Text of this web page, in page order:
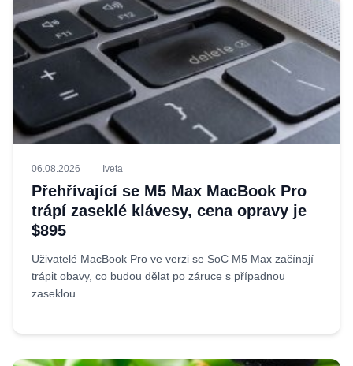
06.08.2026 Iveta
Přehřívající se M5 Max MacBook Pro
trápí zaseklé klávesy, cena opravy je
$895
Uživatelé MacBook Pro ve verzi se SoC M5 Max začínají
trápit obavy, co budou dělat po záruce s případnou
zaseklou...